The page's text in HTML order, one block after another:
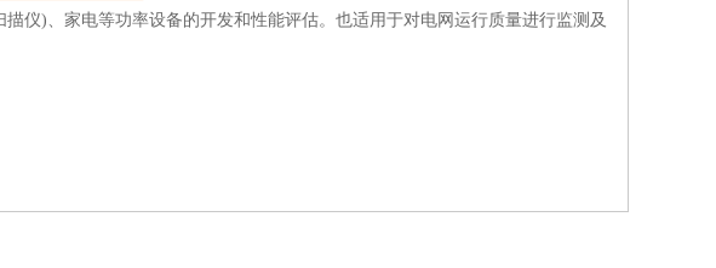
仪)、家电等功率设备的开发和性能评估。也适用于对电网运行质量进行监测及